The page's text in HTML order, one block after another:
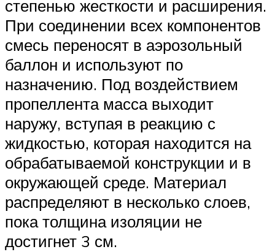
степенью жесткости и расширения.
При соединении всех компонентов
смесь переносят в аэрозольный
баллон и используют по
назначению. Под воздействием
пропеллента масса выходит
наружу, вступая в реакцию с
жидкостью, которая находится на
обрабатываемой конструкции и в
окружающей среде. Материал
распределяют в несколько слоев,
пока толщина изоляции не
достигнет 3 см.